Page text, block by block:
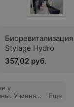
Stylage Hydro
357,02 руб.
у
У меня
Еще